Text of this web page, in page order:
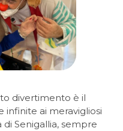
divertimento è il
infinite ai meravigliosi
di Senigallia, sempre